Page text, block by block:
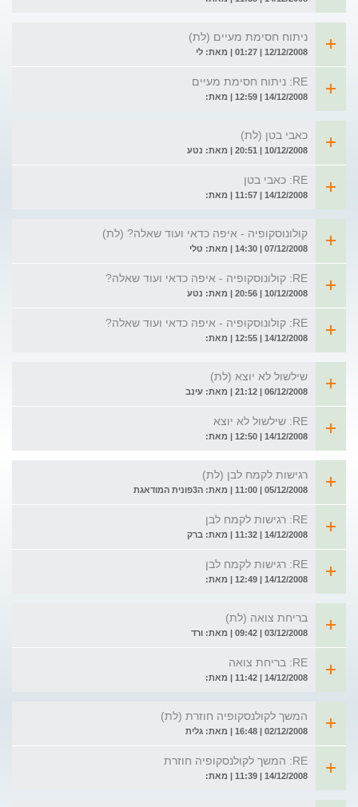
ניתוח חסימת מעיים (לת)
12/12/2008 | 01:27 | מאת: לי
RE: ניתוח חסימת מעיים
14/12/2008 | 12:59 | מאת:
כאבי בטן (לת)
10/12/2008 | 20:51 | מאת: נטע
RE: כאבי בטן
14/12/2008 | 11:57 | מאת:
קולונוסקופיה - איפה כדאי ועוד שאלה? (לת)
07/12/2008 | 14:30 | מאת: טלי
RE: קולונוסקופיה - איפה כדאי ועוד שאלה?
10/12/2008 | 20:56 | מאת: נטע
RE: קולונוסקופיה - איפה כדאי ועוד שאלה?
14/12/2008 | 12:55 | מאת:
שילשול לא יוצא (לת)
06/12/2008 | 21:12 | מאת: עינב
RE: שילשול לא יוצא
14/12/2008 | 12:50 | מאת:
רגישות לקמח לבן (לת)
05/12/2008 | 11:00 | מאת: ה3פונית המודאגת
RE: רגישות לקמח לבן
14/12/2008 | 11:32 | מאת: ברק
RE: רגישות לקמח לבן
14/12/2008 | 12:49 | מאת:
בריחת צואה (לת)
03/12/2008 | 09:42 | מאת: ורד
RE: בריחת צואה
14/12/2008 | 11:42 | מאת:
המשך לקולנסקופיה חוזרת (לת)
02/12/2008 | 16:48 | מאת: גלית
RE: המשך לקולנסקופיה חוזרת
14/12/2008 | 11:39 | מאת: